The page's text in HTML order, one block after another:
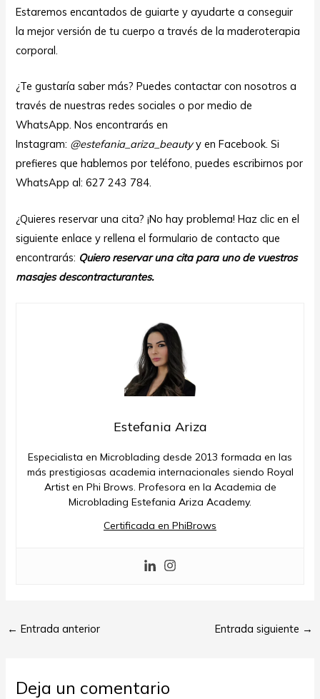
Estaremos encantados de guiarte y ayudarte a conseguir
la mejor versión de tu cuerpo a través de la maderoterapia
corporal.
¿Te gustaría saber más? Puedes contactar con nosotros a
través de nuestras redes sociales o por medio de
WhatsApp. Nos encontrarás en
Instagram: @estefania_ariza_beauty y enFacebook. Si
prefieres que hablemos por teléfono, puedes escribirnos por
WhatsApp al: 627 243 784.
¿Quieres reservar una cita? ¡No hay problema! Haz clic en el
siguiente enlace y rellena el formulario de contacto que
encontrarás: Quiero reservar una cita para uno de vuestros
masajes descontracturantes.
Estefania Ariza
Especialista en Microblading desde 2013 formada en las
más prestigiosas academia internacionales siendo Royal
Artist en Phi Brows. Profesora en la Academia de
Microblading Estefania Ariza Academy.
Certificada en PhiBrows
← Entrada anterior Entrada siguiente →
Deja un comentario